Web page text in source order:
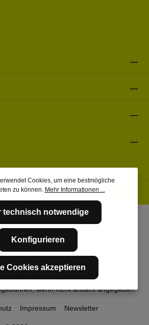
Mehrwertsteuer zzgl.Versandkosten
wenn nicht anders angegeben.
Impressum Newsletter
Cookies, um eine bestmögliche
zu können. Mehr Informationen ...
technisch notwendige
Konfigurieren
Cookies akzeptieren